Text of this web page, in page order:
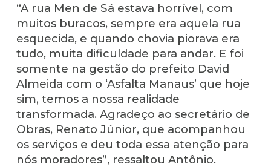
“A rua Men de Sá estava horrível, com
muitos buracos, sempre era aquela rua
esquecida, e quando chovia piorava era
tudo, muita dificuldade para andar. E foi
somente na gestão do prefeito David
Almeida com o ‘Asfalta Manaus’ que hoje
sim, temos a nossa realidade
transformada. Agradeço ao secretário de
Obras, Renato Júnior, que acompanhou
os serviços e deu toda essa atenção para
nós moradores”, ressaltou Antônio.